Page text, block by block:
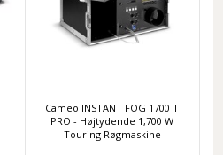
Cameo INSTANT FOG 1700 T
PRO - Højtydende 1,700 W
Touring Røgmaskine